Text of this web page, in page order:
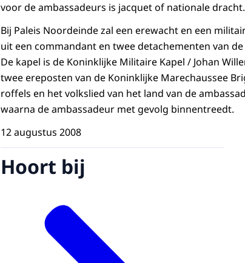
voor de ambassadeurs is jacquet of nationale dracht.
Bij Paleis Noordeinde zal een erewacht en een
uit een commandant en twee detachementen van
De kapel is de Koninklijke Militaire Kapel / Johan
twee ereposten van de Koninklijke Marechaussee
roffels en het volkslied van het land van de
waarna de ambassadeur met gevolg binnentreedt.
12 augustus 2008
Hoort bij